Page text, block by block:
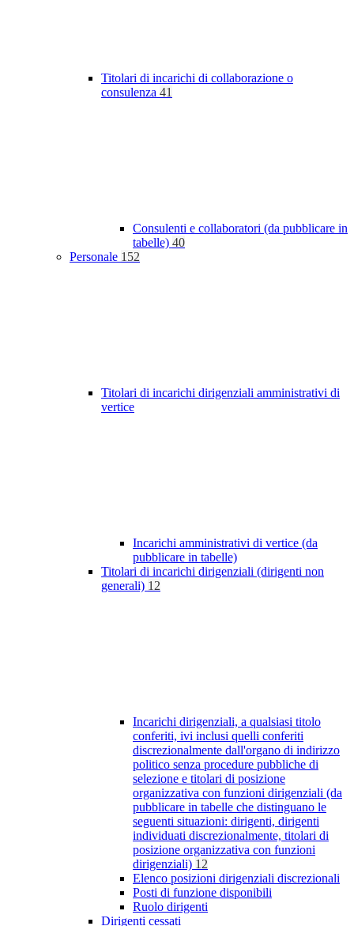
Titolari di incarichi di collaborazione o
consulenza 41
Consulenti e collaboratori (da pubblicare in
tabelle) 40
Personale 152
Titolari di incarichi dirigenziali amministrativi di
vertice
Incarichi amministrativi di vertice (da
pubblicare in tabelle)
Titolari di incarichi dirigenziali (dirigenti non
generali) 12
Incarichi dirigenziali, a qualsiasi titolo
conferiti, ivi inclusi quelli conferiti
discrezionalmente dall'organo di indirizzo
politico senza procedure pubbliche di
selezione e titolari di posizione
organizzativa con funzioni dirigenziali (da
pubblicare in tabelle che distinguano le
seguenti situazioni: dirigenti, dirigenti
individuati discrezionalmente, titolari di
posizione organizzativa con funzioni
dirigenziali) 12
Elenco posizioni dirigenziali discrezionali
Posti di funzione disponibili
Ruolo dirigenti
Dirigenti cessati